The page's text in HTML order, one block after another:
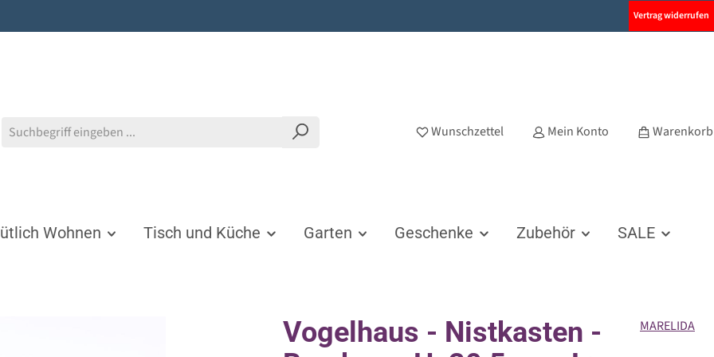
Vertrag widerrufen
Wunschzettel Mein Konto Warenkorb
Wohnen Tisch und Küche Garten Geschenke Zubehör SALE
Vogelhaus - Nistkasten -
MARELIDA